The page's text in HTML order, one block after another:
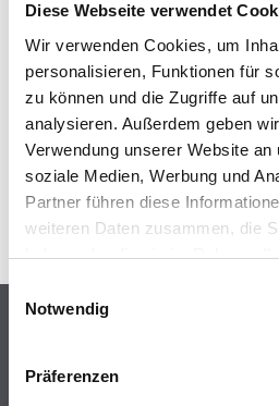
Diese Webseite verwendet
Wir verwenden Cookies, um
personalisieren, Funktionen für
zu können und die Zugriffe auf
analysieren. Außerdem geben
Verwendung unserer Website
soziale Medien, Werbung und
Partner führen diese
weiteren Daten zusammen, die
haben oder die sie im Rahmen
Einwilligungsauswahl
Notwendig
Präferenzen
IST
Keine Sorge, wir pinseln
werden das Problem so
Erkunden Sie in der
und lassen Sie
ZURÜCK ZUM
Online-Shop